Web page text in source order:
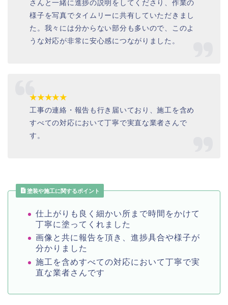
さんと一緒に進捗の説明をしてくださり、作業の
様子を写真でタイムリーに共有していただきまし
た。我々には分からない部分も多いので、このよ
うな対応が非常に安心感につながりました。
★★★★★
工事の連絡・報告も行き届いており、施工を含め
すべての対応において丁寧で実直な業者さんで
す。
塗装や施工に関するポイント
仕上がりも良く細かい所まで時間をかけて
丁寧に塗ってくれました
画像と共に報告を頂き、進捗具合や様子が
分かりました
施工を含めすべての対応において丁寧で実
直な業者さんです